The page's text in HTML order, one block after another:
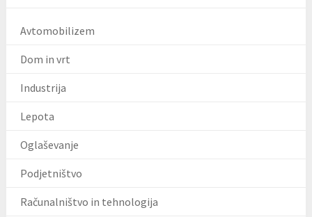
Avtomobilizem
Dom in vrt
Industrija
Lepota
Oglaševanje
Podjetništvo
Računalništvo in tehnologija